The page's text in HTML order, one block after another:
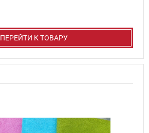
ПЕРЕЙТИ К ТОВАРУ